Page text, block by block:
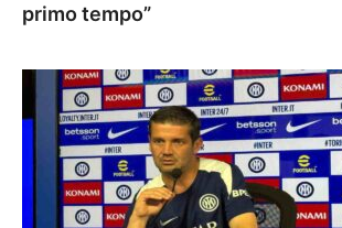
primo tempo”